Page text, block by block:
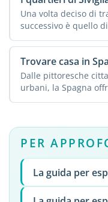
Una volta deciso di
successivo è quello
Trovare casa in
Dalle pittoresche
urbani, la Spagna
...
PER
La guida per